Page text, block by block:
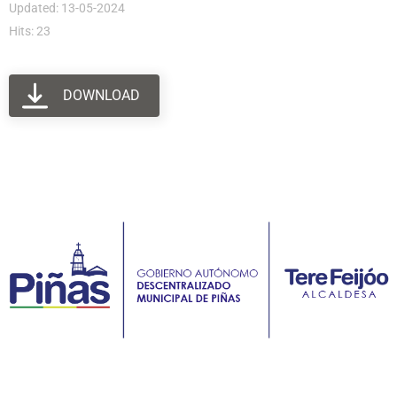
Updated: 13-05-2024
Hits: 23
DOWNLOAD